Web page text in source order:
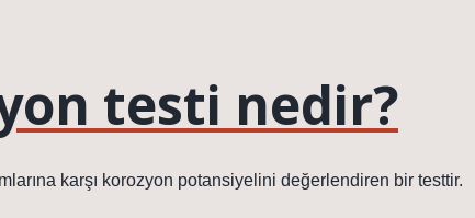
testi nedir?
karşı korozyon potansiyelini değerlendiren bir testtir.